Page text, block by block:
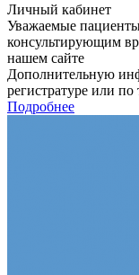
Личный кабинет
Уважаемые
консультирующим
нашем сайте
Дополнительную
регистратуре или
Подробнее